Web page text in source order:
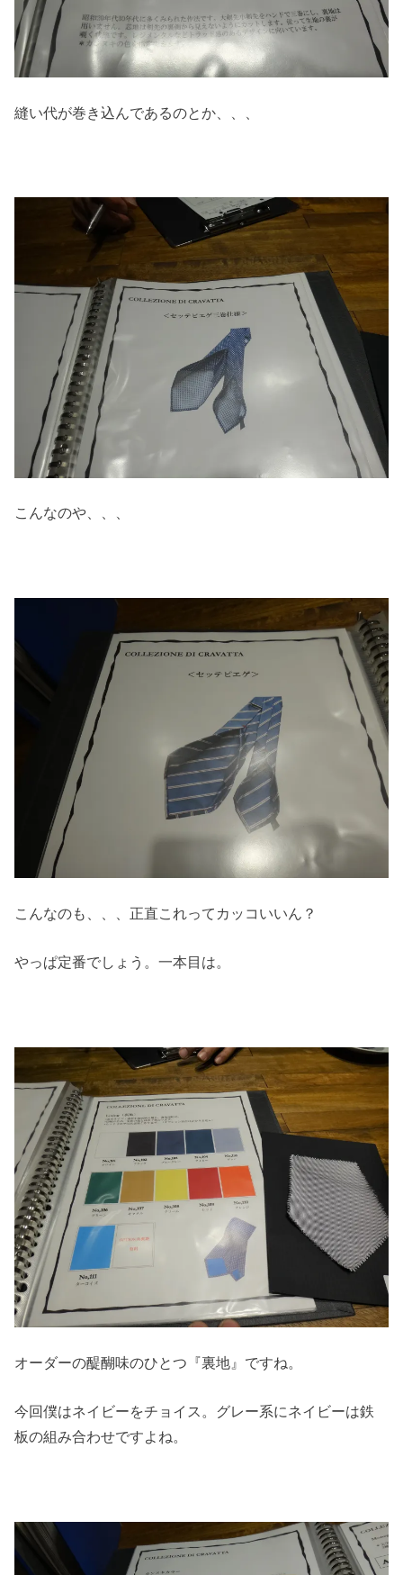
縫い代が巻き込んであるのとか、、、
こんなのや、、、
こんなのも、、、正直これってカッコいいん？
やっぱ定番でしょう。一本目は。
オーダーの醍醐味のひとつ『裏地』ですね。
今回僕はネイビーをチョイス。グレー系にネイビーは鉄
板の組み合わせですよね。